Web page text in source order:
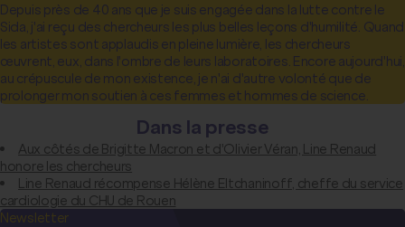
Depuis près de 40 ans que je suis engagée dans la lutte contre le
Sida, j'ai reçu des chercheurs les plus belles leçons d'humilité. Quand
les artistes sont applaudis en pleine lumière, les chercheurs
œuvrent, eux, dans l'ombre de leurs laboratoires. Encore aujourd'hui,
au crépuscule de mon existence, je n'ai d'autre volonté que de
prolonger mon soutien à ces femmes et hommes de science.
Dans la presse
Aux côtés de Brigitte Macron et d'Olivier Véran, Line Renaud
honore les chercheurs
Line Renaud récompense Hélène Eltchaninoff, cheffe du service
cardiologie du CHU de Rouen
Newsletter